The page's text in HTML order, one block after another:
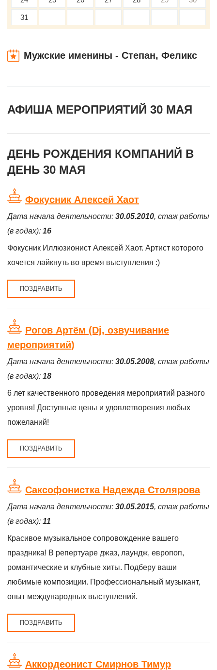
31
Мужские именины - Степан, Феликс
АФИША МЕРОПРИЯТИЙ 30 МАЯ
ДЕНЬ РОЖДЕНИЯ КОМПАНИЙ В
ДЕНЬ 30 МАЯ
Фокусник Алексей Хаот
Дата начала деятельности: 30.05.2010, стаж работы
(в годах): 16
Фокусник Иллюзионист Алексей Хаот. Артист которого
хочется лайкнуть во время выступления :)
ПОЗДРАВИТЬ
Рогов Артём (Dj, озвучивание
мероприятий)
Дата начала деятельности: 30.05.2008, стаж работы
(в годах): 18
6 лет качественного проведения мероприятий разного
уровня! Доступные цены и удовлетворения любых
пожеланий!
ПОЗДРАВИТЬ
Саксофонистка Надежда Столярова
Дата начала деятельности: 30.05.2015, стаж работы
(в годах): 11
Красивое музыкальное сопровождение вашего
праздника! В репертуаре джаз, лаундж, европоп,
романтические и клубные хиты. Подберу ваши
любимые композиции. Профессиональный музыкант,
опыт международных выступлений.
ПОЗДРАВИТЬ
Аккордеонист Смирнов Тимур